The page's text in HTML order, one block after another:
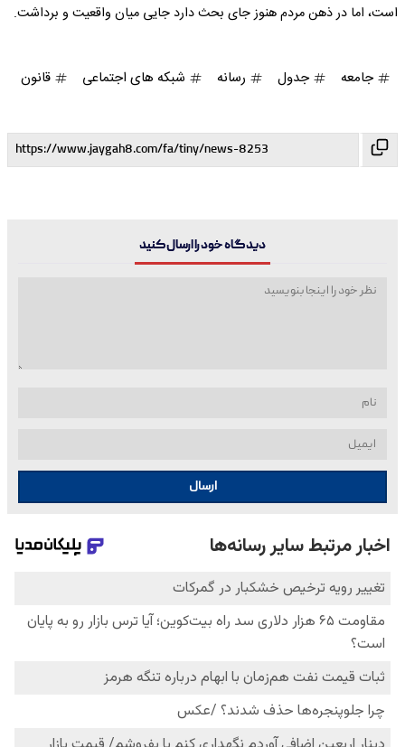
است، اما در ذهن مردم هنوز جای بحث دارد جایی میان واقعیت و برداشت.
جامعه جدول رسانه شبکه های اجتماعی قانون
دیدگاه خود را ارسال کنید
ارسال